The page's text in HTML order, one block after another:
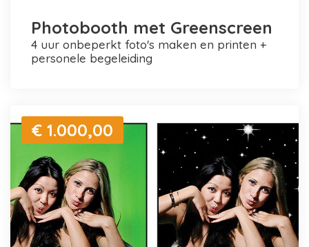
Photobooth met Greenscreen
4 uur onbeperkt foto's maken en printen +
personele begeleiding
€ 1.000,00